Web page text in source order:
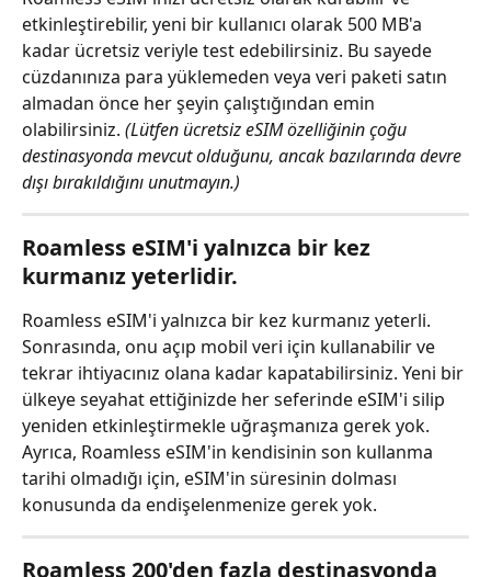
etkinleştirebilir, yeni bir kullanıcı olarak 500 MB'a
kadar ücretsiz veriyle test edebilirsiniz. Bu sayede
cüzdanınıza para yüklemeden veya veri paketi satın
almadan önce her şeyin çalıştığından emin
olabilirsiniz. (Lütfen ücretsiz eSIM özelliğinin çoğu
destinasyonda mevcut olduğunu, ancak bazılarında devre
dışı bırakıldığını unutmayın.)
Roamless eSIM'i yalnızca bir kez
kurmanız yeterlidir.
Roamless eSIM'i yalnızca bir kez kurmanız yeterli.
Sonrasında, onu açıp mobil veri için kullanabilir ve
tekrar ihtiyacınız olana kadar kapatabilirsiniz. Yeni bir
ülkeye seyahat ettiğinizde her seferinde eSIM'i silip
yeniden etkinleştirmekle uğraşmanıza gerek yok.
Ayrıca, Roamless eSIM'in kendisinin son kullanma
tarihi olmadığı için, eSIM'in süresinin dolması
konusunda da endişelenmenize gerek yok.
Roamless 200'den fazla destinasyonda